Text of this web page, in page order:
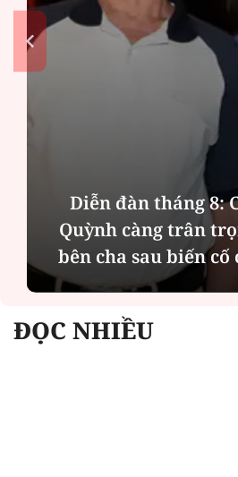
Phân tích tính 2 mặt
MBBank "rót" hơn
Phát Đạt
ĐỌC NHIỀU